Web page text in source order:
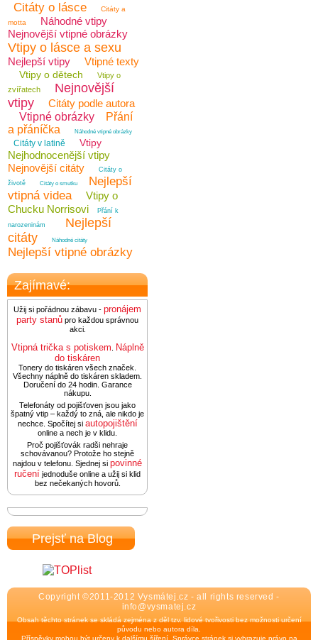
Citáty o lásce
Citáty a
motta
Náhodné vtipy
Nejnovější vtipné obrázky
Vtipy o lásce a sexu
Nejlepší vtipy Vtipné texty
Vtipy o dětech
Vtipy o
zvířatech
Nejnovější
vtipy
Citáty podle autora
Vtipné obrázky
Přání
a přáníčka
Náhodné vtipné obrázky
Citáty v latině Vtipy
Nejhodnocenější vtipy
Nejnovější citáty
Citáty o
životě
Citáty o smutku
Nejlepší
vtipná videa
Vtipy o
Chucku Norrisovi
Přání k
narozeninám
Nejlepší
citáty
Náhodné citáty
Nejlepší vtipné obrázky
Zajímavé:
Užij si pořádnou zábavu - pronájem
party stanů pro každou správnou
akci.
Vtipná trička s potiskem Náplně
do tiskáren
Tonery do tiskáren všech značek.
Všechny náplně do tiskáren skladem.
Doručení do 24 hodin. Garance
nákupu.
Telefonáty od pojišťoven jsou jako
špatný vtip – každý to zná, ale nikdo je
nechce. Spočítej si autopojištění
online a nech je v klidu.
Proč pojišťovák radši nehraje
schovávanou? Protože ho stejně
najdou v telefonu. Sjednej si povinné
ručení jednoduše online a užij si klid
bez nečekaných hovorů.
Prejsť na Blog
Copyright ©2011-2012 Vysmátej.cz - all rights reserved -
info@vysmatej.cz
Obsah těchto stránek se skládá zejména z děl tzv. lidové tvořivosti bez možnosti určení
původu nebo autora díla.
Příspěvky mohou být určeny k dalšímu šíření. Správce stránek si vyhrazuje právo na